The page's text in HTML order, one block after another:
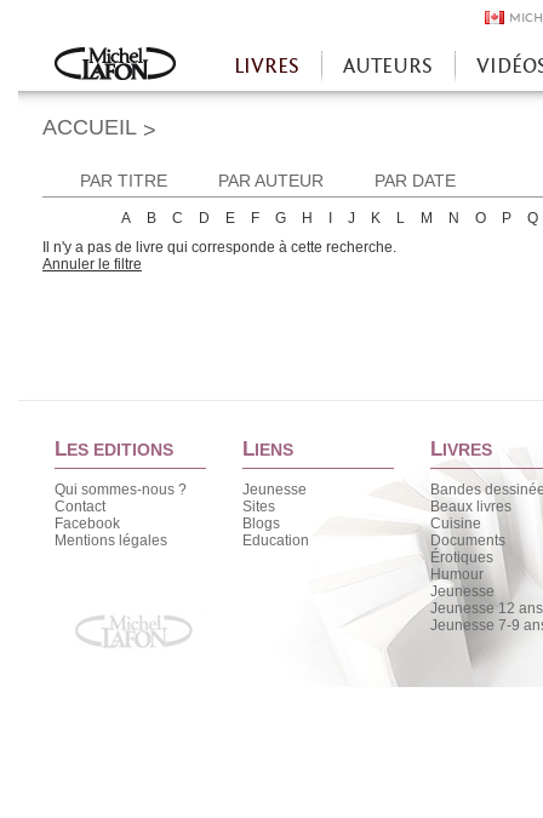
Accueil
LIVRES AUTEURS
ACCUEIL >
PAR TITRE PAR AUTEUR PAR DATE
A B C D E F G H J K L M N O P
Q
Il n'y a pas de livre qui corresponde à cette recherche.
Annuler le filtre
LES EDITIONS
Qui sommes-nous ?
Contact
Facebook
Mentions légales
LIENS
Jeunesse
Sites
Blogs
Education
LIVRES
Bandes
Beaux livres
Cuisine
Documents
Érotiques
Humour
Jeunesse
Jeunesse 12
Jeunesse 7-9